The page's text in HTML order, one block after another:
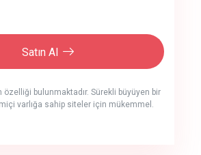
Satın Al
özelliği bulunmaktadır. Sürekli büyüyen bir
varlığa sahip siteler için mükemmel.